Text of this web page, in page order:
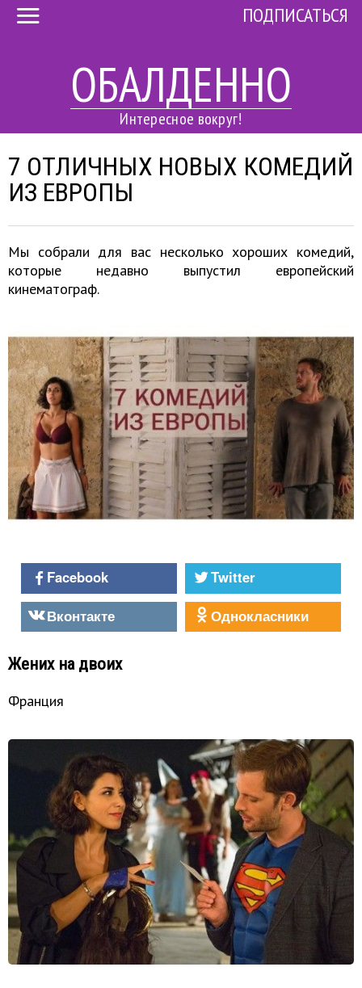
ОБАЛДЕННО
Интересное вокруг!
ПОДПИСАТЬСЯ
7 ОТЛИЧНЫХ НОВЫХ КОМЕДИЙ
ИЗ ЕВРОПЫ
Мы собрали для вас несколько хороших комедий,
которые недавно выпустил европейский
кинематограф.
Facebook
Twitter
Вконтакте
Однокласники
Жених на двоих
Франция